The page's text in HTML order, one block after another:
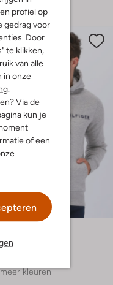
profiel op
gedrag voor
Door
te klikken,
van alle
in onze
.
Via de
kun je
of een
kleuren